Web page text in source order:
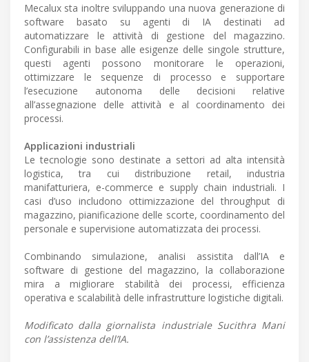
Mecalux sta inoltre sviluppando una nuova generazione di
software basato su agenti di IA destinati ad
automatizzare le attività di gestione del magazzino.
Configurabili in base alle esigenze delle singole strutture,
questi agenti possono monitorare le operazioni,
ottimizzare le sequenze di processo e supportare
l’esecuzione autonoma delle decisioni relative
all’assegnazione delle attività e al coordinamento dei
processi.
Applicazioni industriali
Le tecnologie sono destinate a settori ad alta intensità
logistica, tra cui distribuzione retail, industria
manifatturiera, e-commerce e supply chain industriali. I
casi d’uso includono ottimizzazione del throughput di
magazzino, pianificazione delle scorte, coordinamento del
personale e supervisione automatizzata dei processi.
Combinando simulazione, analisi assistita dall’IA e
software di gestione del magazzino, la collaborazione
mira a migliorare stabilità dei processi, efficienza
operativa e scalabilità delle infrastrutture logistiche digitali.
Modificato dalla giornalista industriale Sucithra Mani
con l’assistenza dell’IA.